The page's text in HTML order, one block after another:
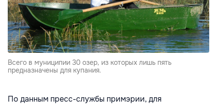
Всего в муниципии 30 озер, из которых лишь пять
предназначены для купания.
По данным пресс-службы примэрии, для